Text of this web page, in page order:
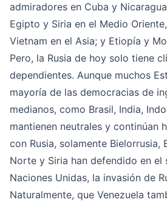
admiradores en Cuba y
Egipto y Siria en el Medio
Vietnam en el Asia; y Etiopía y
Pero, la Rusia de hoy solo tiene
dependientes. Aunque muchos
mayoría de las democracias de
medianos, como Brasil, India,
mantienen neutrales y continúan
con Rusia, solamente Bielorrusia,
Norte y Siria han defendido en el
Naciones Unidas, la invasión de
Naturalmente, que Venezuela